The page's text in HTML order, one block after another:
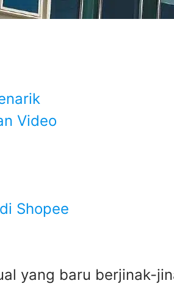
Video
Shopee
yang baru berjinak-